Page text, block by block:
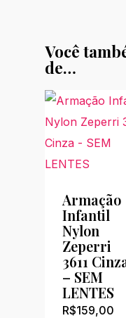
Você
de…
Armação
Infantil
Nylon
Zeperri
3611
– SEM
LENTES
R$159,00